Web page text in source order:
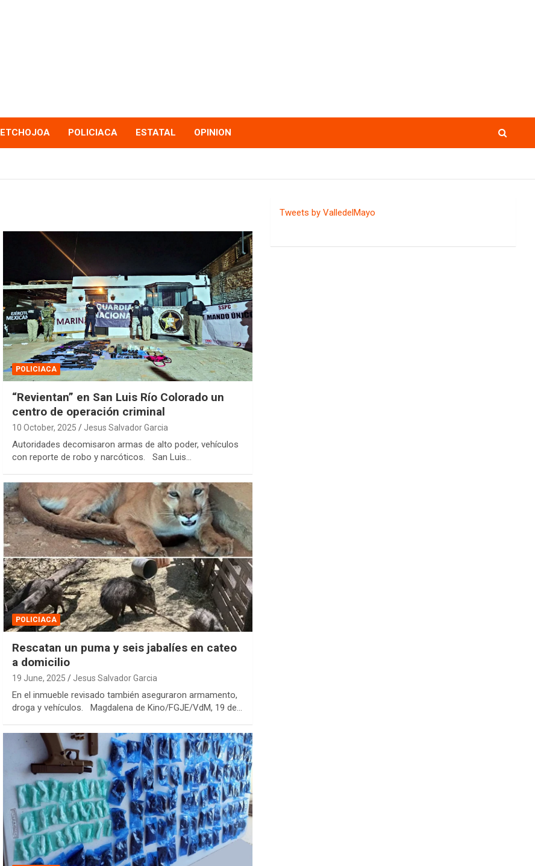
ETCHOJOA POLICIACA ESTATAL OPINION
POLICIACA
“Revientan” en San Luis Río Colorado un
centro de operación criminal
10 October, 2025 Jesus Salvador Garcia
Autoridades decomisaron armas de alto poder, vehículos
con reporte de robo y narcóticos. San Luis…
POLICIACA
Rescatan un puma y seis jabalíes en cateo
a domicilio
19 June, 2025 Jesus Salvador Garcia
En el inmueble revisado también aseguraron armamento,
droga y vehículos. Magdalena de Kino/FGJE/VdM, 19 de…
Tweets by ValledelMayo